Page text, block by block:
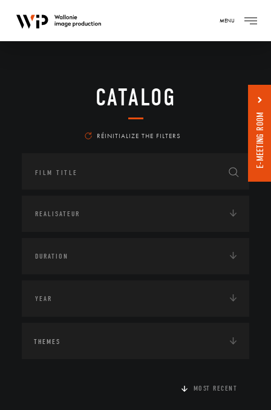
MENU
CATALOG
RÉINITIALIZE THE FILTERS
THEMES
MOST RECENT
E-MEETING ROOM